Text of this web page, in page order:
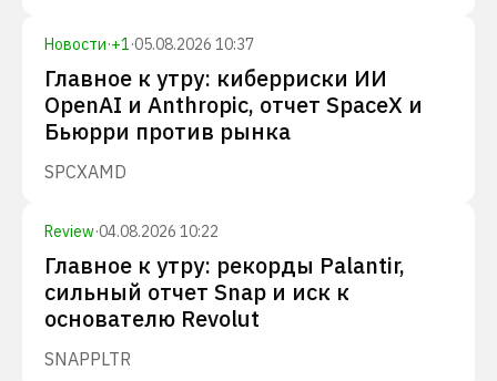
Новости·+1·05.08.2026 10:37
Главное к утру: киберриски ИИ
OpenAI и Anthropic, отчет SpaceX и
Бьюрри против рынка
SPCXAMD
Review·04.08.2026 10:22
Главное к утру: рекорды Palantir,
сильный отчет Snap и иск к
основателю Revolut
SNAPPLTR